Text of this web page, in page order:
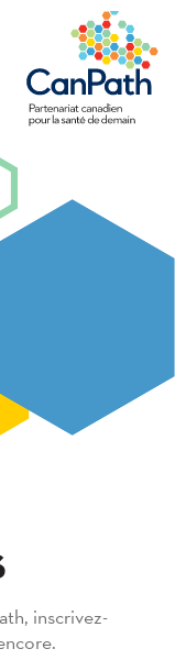
inscrivez-